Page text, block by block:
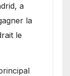
a
la
le